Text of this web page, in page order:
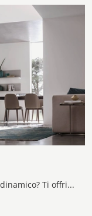
Vuoi progettare un soggiorno pratico e dinamico? Ti offriamo la parete attrezzata Seta Comp SA2201 Maronese dalle linee decise moderne.